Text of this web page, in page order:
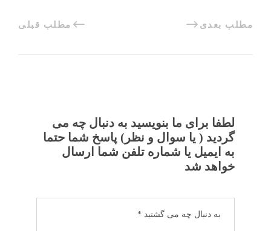
مطلب قبلی مطلب بعدی
لطفا برای ما بنویسید به دنبال چه می
گردید ( یا سوال و نظر) پاسخ شما حتما
به ایمیل یا شماره تلفن شما ارسال
خواهد شد